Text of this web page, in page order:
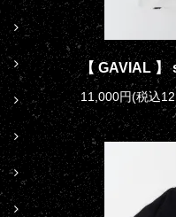
【 GAVIAL 】
11,000円(税込